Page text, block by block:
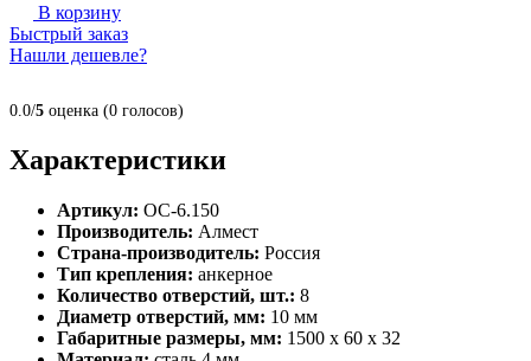
В корзину
Быстрый заказ
Нашли дешевле?
0.0/5 оценка (0 голосов)
Характеристики
Артикул: ОС-6.150
Производитель: Алмест
Страна-производитель: Россия
Тип крепления: анкерное
Количество отверстий, шт.: 8
Диаметр отверстий, мм: 10 мм
Габаритные размеры, мм: 1500 х 60 х 32